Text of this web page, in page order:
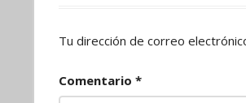
Tu dirección de correo
Comentario *